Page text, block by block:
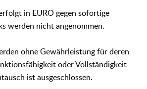
in EURO gegen sofortige
werden nicht angenommen.
ohne Gewährleistung für deren
oder Vollständigkeit
ist ausgeschlossen.